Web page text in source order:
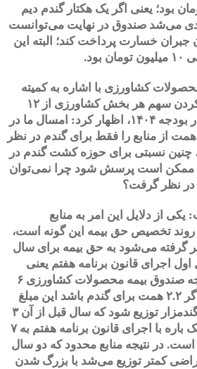
میلیون تومان بود؛ یعنی اگر یک هکتار گندم دیم
۱۰۰ درصدی می‌شد صندوق در نهایت می‌توانست
جبران خسارت پرداخت کند؛ البته این
کشاورزی با اشاره به کمیته
فنی صندوق و مشخص کردن سهم هر بخش کشاورزی از ۱۲
همت اعتبار دیده شده در بودجه ۱۴۰۴، اظهار کرد: امسال ما در
صندوق تقریبا بیش از ۴ همت از منابع را فقط برای گندم در نظر
چنین نسبتی برای حوزه کشت گندم در
ممکن است پرسش شود چرا نمی‌توان
در نظر گرفت؟
از دلایل این امر به منابع
روند تخصیص حق بیمه این گونه است،
گرفته می‌شود به حق بیمه برای سال
اجرای قانون برنامه هفتم یعنی
مهر ماه سال ۱۴۰۳ بودجه صندوق بیمه محصولات کشاورزی ۶
همت بود. از این اعتبار اگر ۲.۲ همت برای گندم باشد این مبلغ
باید بین ۷ میلیون هکتار گندمزار توزیع شود که سال قبل از آن ۳
میلیون هکتار بوده و به یک باره با اجرای قانون برنامه هفتم به ۷
در نتیجه منابع محدود که دو سال
کمتر توزیع می‌شد با بزرگ شدن